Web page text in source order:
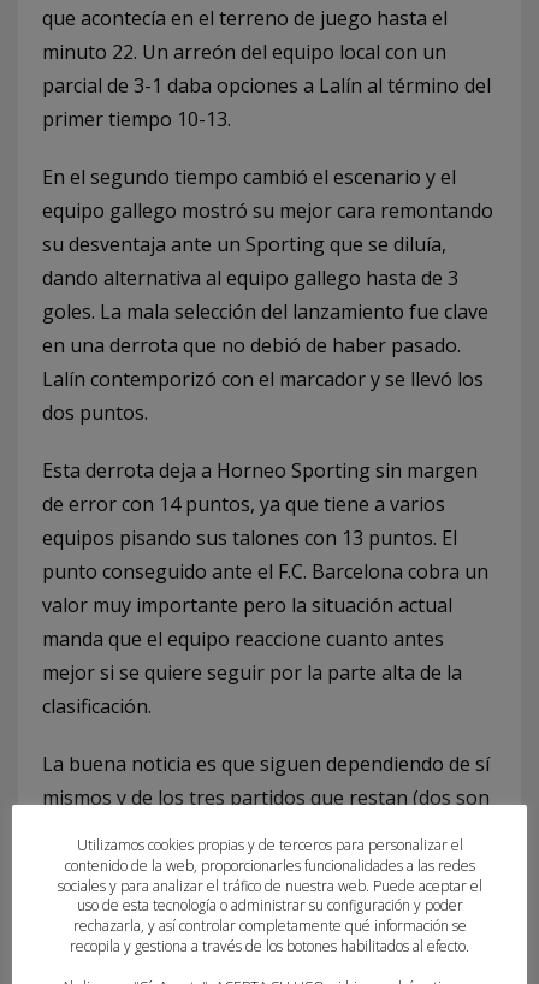
que acontecía en el terreno de juego hasta el
minuto 22. Un arreón del equipo local con un
parcial de 3-1 daba opciones a Lalín al término del
primer tiempo 10-13.
En el segundo tiempo cambió el escenario y el
equipo gallego mostró su mejor cara remontando
su desventaja ante un Sporting que se diluía,
dando alternativa al equipo gallego hasta de 3
goles. La mala selección del lanzamiento fue clave
en una derrota que no debió de haber pasado.
Lalín contemporizó con el marcador y se llevó los
dos puntos.
Esta derrota deja a Horneo Sporting sin margen
de error con 14 puntos, ya que tiene a varios
equipos pisando sus talones con 13 puntos. El
punto conseguido ante el F.C. Barcelona cobra un
valor muy importante pero la situación actual
manda que el equipo reaccione cuanto antes
mejor si se quiere seguir por la parte alta de la
clasificación.
La buena noticia es que siguen dependiendo de sí
mismos y de los tres partidos que restan (dos son
domingo 14 a las 12:00 horas les enfrenta al
Teucro en el Pitiu Rochel.
Esperemos que llegue la reacción.
Utilizamos cookies propias y de terceros para personalizar el
contenido de la web, proporcionarles funcionalidades a las redes
sociales y para analizar el tráfico de nuestra web. Puede aceptar el
uso de esta tecnología o administrar su configuración y poder
rechazarla, y así controlar completamente qué información se
recopila y gestiona a través de los botones habilitados al efecto.